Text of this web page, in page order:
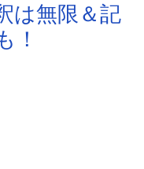
は無限＆記
！